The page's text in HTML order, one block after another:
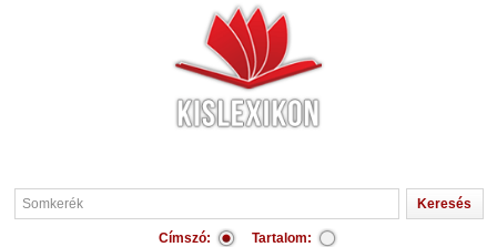
Címszó: Tartalom: